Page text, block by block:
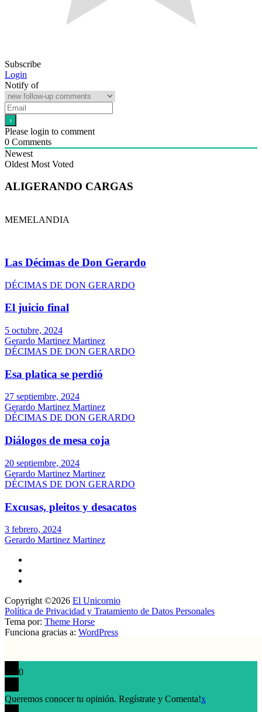
Subscribe
Login
Notify of
Please login to comment
0 Comments
Newest
Oldest Most Voted
ALIGERANDO CARGAS
MEMELANDIA
Las Décimas de Don Gerardo
DÉCIMAS DE DON GERARDO
El juicio final
5 octubre, 2024
Gerardo Martinez Martinez
DÉCIMAS DE DON GERARDO
Esa platica se perdió
27 septiembre, 2024
Gerardo Martinez Martinez
DÉCIMAS DE DON GERARDO
Diálogos de mesa coja
20 septiembre, 2024
Gerardo Martinez Martinez
DÉCIMAS DE DON GERARDO
Excusas, pleitos y desacatos
3 febrero, 2024
Gerardo Martinez Martinez
Copyright ©2026 El Unicornio
Política de Privacidad y Tratamiento de Datos Personales
Tema por: Theme Horse
Funciona gracias a: WordPress
0
Queremos conocer tu opinión. Regístrate y Comenta!x